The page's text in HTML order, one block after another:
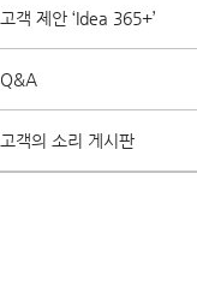
고객 제안 ‘Idea 365+’
Q&A
고객의 소리 게시판